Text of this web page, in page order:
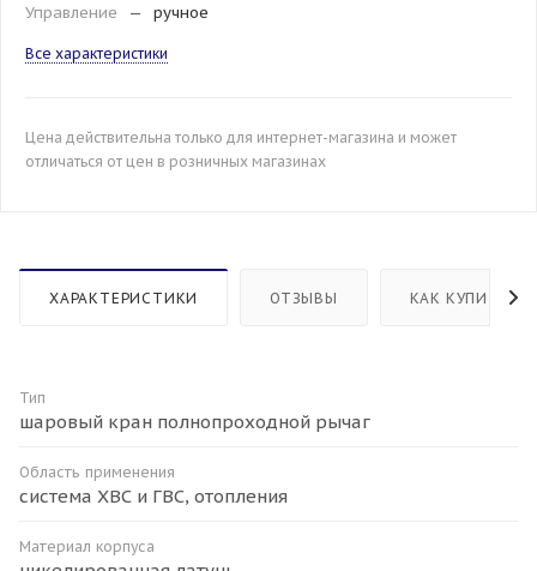
Управление
— ручное
Все характеристики
Цена действительна только для интернет-магазина и может
отличаться от цен в розничных магазинах
ХАРАКТЕРИСТИКИ ОТЗЫВЫ КАК КУПИТЬ
Тип
шаровый кран полнопроходной рычаг
Область применения
система ХВС и ГВС, отопления
Материал корпуса